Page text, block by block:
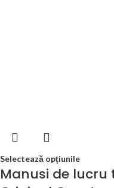
Selectează opțiunile
Manusi de lucru